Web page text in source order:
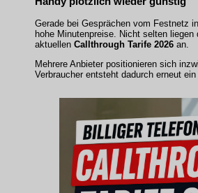
Gerade bei Gesprächen vom Festnetz
hohe Minutenpreise. Nicht selten
aktuellen Callthrough Tarife 2026 an.
Mehrere Anbieter positionieren sich
Verbraucher entsteht dadurch erneut